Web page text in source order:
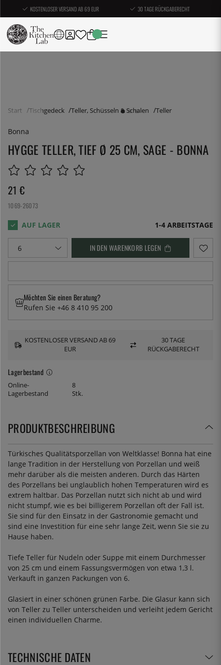
KOSTENLOSER VERSAND AB 69 EUR 30 TAGE RÜCKGABERECHT
Start Tischgedeck Teller, Schüsseln & Schalen Teller
Bonna
HYGGE TELLER, TIEF Ø 25 CM, SAGE - BONNA
21 €
1069-26073
1-4 ARBEITSTAGE
IN DEN WARENKORB LEGEN
Lagerbestand
Online-
Lagerbestand
8
Stk.
Möchten Sie einen Beratung?
Rufen Sie +46 8 410 95 200
KOSTENLOSER VERSAND AB 69
EUR
30 TAGE
RÜCKGABERECHT
PRODUKTBESCHREIBUNG
Türkisches Qualitätsporzellan von Weltklasse! Bonna hat eine
lange Tradition in der Herstellung von Porzellan und weiß
mehr darüber als die meisten anderen. Durch das Härten
des Porzellans bei unglaublich hohen Temperaturen wird es
extrem haltbar. Das Porzellan nutzt sich nicht ab und wird
nicht stumpf, wie es bei billigerem Porzellan oft der Fall ist.
Sie sind für den Einsatz in der Gastronomie gemacht und
sind eine Investition für eine sehr lange Zeit, wenn Sie sie zu
Hause haben.
Tiefe Teller für Nudeln oder Suppe mit einem Durchmesser
von 25 cm und einem Fassungsvermögen von etwa 1,3 l.
Verkauft in ganzen Packungen von 6.
Glasiert in einer schönen grünen Farbe. Die Glasur kann sich
von Teller zu Teller unterscheiden und verleiht jedem Gericht
einen individuellen Charme.
TECHNISCHE DATEN